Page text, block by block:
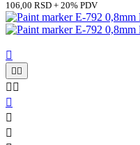
106,00 RSD + 20% PDV

 
 


